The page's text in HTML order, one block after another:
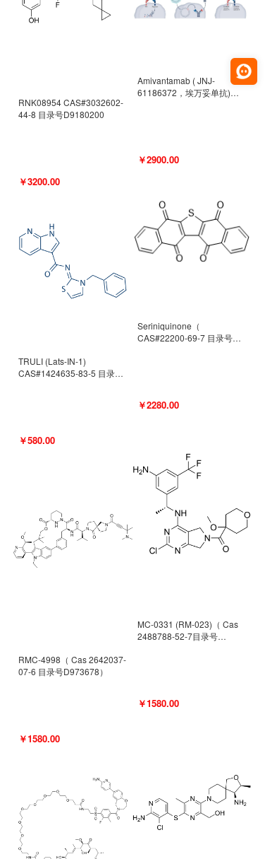
RNK08954 CAS#3032602-
44-8 目录号D9180200
￥3200.00
TRULI (Lats-IN-1)
CAS#1424635-83-5 目录号
￥580.00
RMC-4998（ Cas 2642037-
07-6 目录号D973678）
￥1580.00
Amivantamab ( JNJ-
61186372，埃万妥单抗)
￥2900.00
Seriniquinone（
CAS#22200-69-7 目录号
￥2280.00
MC-0331 (RM-023)（ Cas
2488788-52-7目录号
￥1580.00